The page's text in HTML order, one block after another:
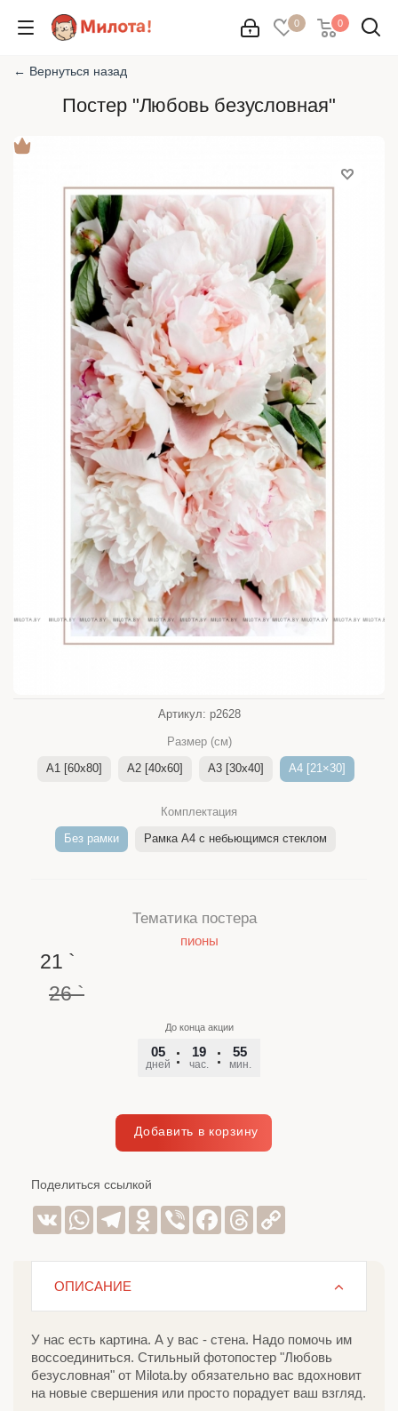
0 0
← Вернуться назад
Постер "Любовь безусловная"
Артикул: p2628
Размер (см)
A1 [60x80]
A2 [40x60] A3 [30x40] A4 [21×30]
Комплектация
Без рамки
Рамка A4 c небьющимся стеклом
Тематика постера
пионы
21 `
26`
До конца акции
05
дней
19
час.
55
мин.
Поделиться ссылкой
VK WhatsAppTelegramOdnoklassniki
Viber Facebook
Threads
ОПИСАНИЕ
У нас есть картина. А у вас - стена. Надо помочь им
воссоединиться. Стильный фотопостер "Любовь
безусловная" от Milota.by обязательно вас вдохновит
на новые свершения или просто порадует ваш взгляд.